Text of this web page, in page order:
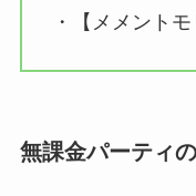
・【メメント
無課金パーティ